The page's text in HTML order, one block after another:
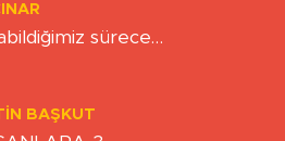
sürece…
BAŞKUT